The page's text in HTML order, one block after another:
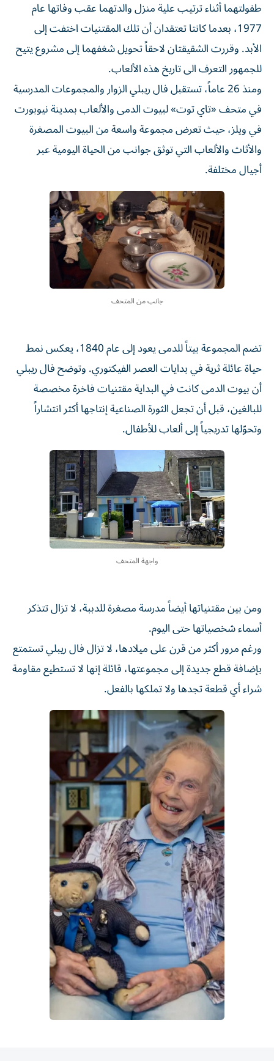
طفولتهما أثناء ترتيب علية منزل والدتهما عقب وفاتها عام
1977، بعدما كانتا تعتقدان أن تلك المقتنيات اختفت إلى
الأبد. وقررت الشقيقتان لاحقاً تحويل شغفهما إلى مشروع يتيح
للجمهور التعرف الى تاريخ هذه الألعاب.
ومنذ 26 عاماً، تستقبل فال ريبلي الزوار والمجموعات المدرسية
في متحف «تاي توت» لبيوت الدمى والألعاب بمدينة نيوبورت
في ويلز، حيث تعرض مجموعة واسعة من البيوت المصغرة
والأثاث والألعاب التي توثق جوانب من الحياة اليومية عبر
أجيال مختلفة.
جانب من المتحف
تضم المجموعة بيتاً للدمى يعود إلى عام 1840، يعكس نمط
حياة عائلة ثرية في بدايات العصر الفيكتوري. وتوضح فال ريبلي
أن بيوت الدمى كانت في البداية مقتنيات فاخرة مخصصة
للبالغين، قبل أن تجعل الثورة الصناعية إنتاجها أكثر انتشاراً
وتحوّلها تدريجياً إلى ألعاب للأطفال.
واجهة المتحف
ومن بين مقتنياتها أيضاً مدرسة مصغرة للدببة، لا تزال تتذكر
أسماء شخصياتها حتى اليوم.
ورغم مرور أكثر من قرن على ميلادها، لا تزال فال ريبلي تستمتع
بإضافة قطع جديدة إلى مجموعتها، قائلة إنها لا تستطيع مقاومة
شراء أي قطعة تجدها ولا تملكها بالفعل.